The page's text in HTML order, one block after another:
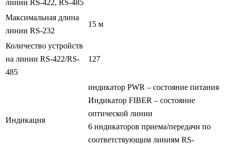
линии RS-422, RS-485
Максимальная длина
линии RS-232
15 м
Количество устройств
на линии RS-422/RS-
485
127
Индикация
индикатор PWR – состояние питания
Индикатор FIBER – состояние
оптической линии
6 индикаторов приема/передачи по
соответствующим линиям RS-